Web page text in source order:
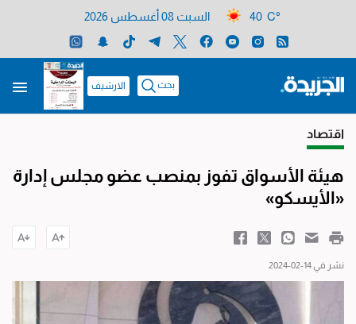
40 C° السبت 08 أغسطس 2026
بحث الارشيف
اقتصاد
هيئة الأسواق تفوز بمنصب عضو مجلس إدارة
«الأيسكو»
نشر في 14-02-2024